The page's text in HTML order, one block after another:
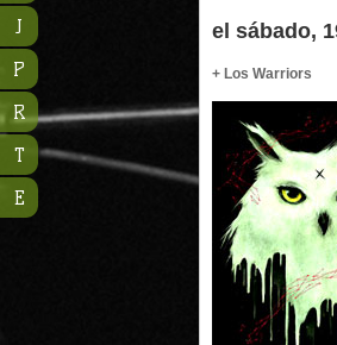
el sábado,
+ Los Warriors
J
P
R
T
E